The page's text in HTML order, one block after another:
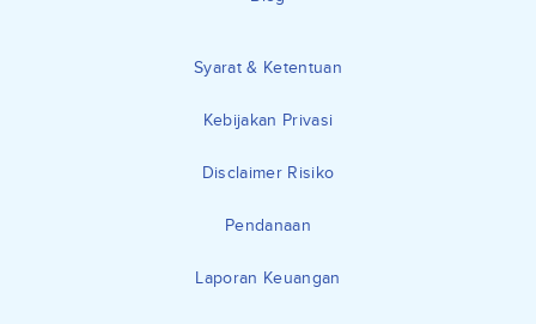
Syarat & Ketentuan
Kebijakan Privasi
Disclaimer Risiko
Pendanaan
Laporan Keuangan